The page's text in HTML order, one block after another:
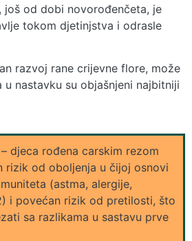
još od dobi novorođenčeta, je
tokom djetinjstva i odrasle
razvoj rane crijevne flore, može
nastavku su objašnjeni najbitniji
– djeca rođena carskim rezom
rizik od oboljenja u čijoj osnovi
(astma, alergije,
i povećan rizik od pretilosti, što
sa razlikama u sastavu prve